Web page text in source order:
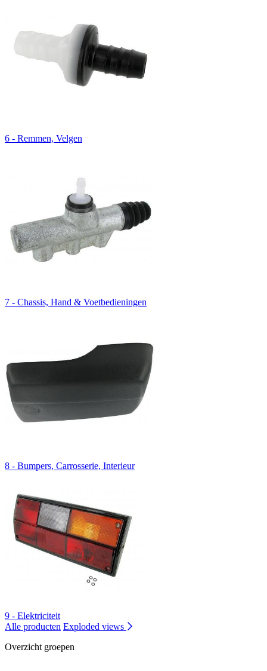
6 - Remmen, Velgen
7 - Chassis, Hand & Voetbedieningen
8 - Bumpers, Carrosserie, Interieur
9 - Elektriciteit
Alle producten Exploded views
Overzicht groepen